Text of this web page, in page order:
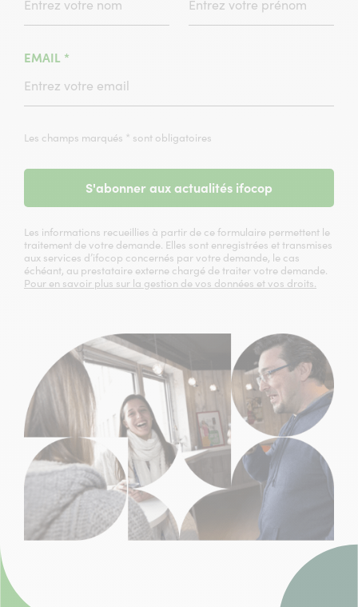
EMAIL *
Les champs marqués * sont obligatoires
S'abonner aux actualités ifocop
Les informations recueillies à partir de ce formulaire permettent le
traitement de votre demande. Elles sont enregistrées et transmises
aux services d’ifocop concernés par votre demande, le cas
échéant, au prestataire externe chargé de traiter votre demande.
Pour en savoir plus sur la gestion de vos données et vos droits.